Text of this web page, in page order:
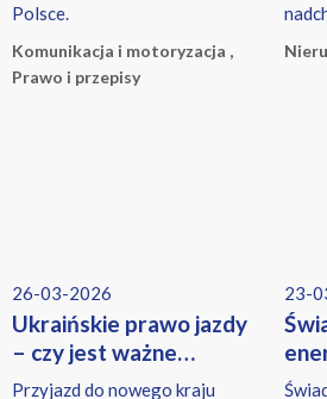
Polsce.
Komunikacja i motoryzacja ,
Prawo i przepisy
26-03-2026
Ukraińskie prawo jazdy
– czy jest ważne
w Polsce? Aktualne
Przyjazd do nowego kraju
23-